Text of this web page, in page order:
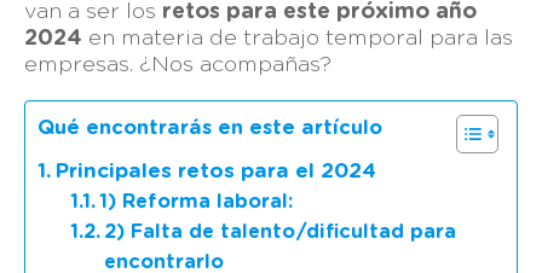
van a ser los retos para este próximo año
2024 en materia de trabajo temporal para las
empresas. ¿Nos acompañas?
Qué encontrarás en este artículo
Principales retos para el 2024
1) Reforma laboral:
2) Falta de talento/dificultad para
encontrarlo